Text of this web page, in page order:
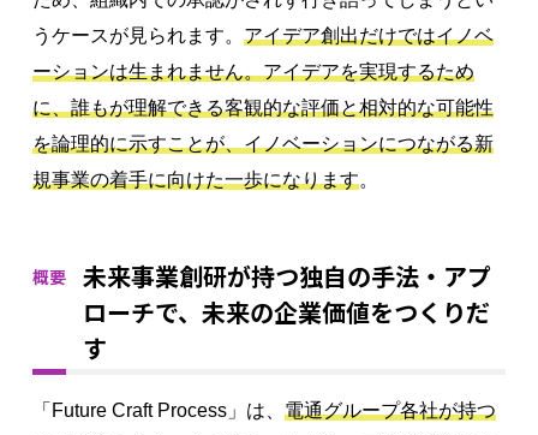
うケースが見られます。 アイデア創出だけではイノベ
ーションは生まれません。アイデアを実現するため
に、誰もが理解できる客観的な評価と相対的な可能性
を論理的に示すことが、イノベーションにつながる新
規事業の着手に向けた一歩になります。
概要
未来事業創研が持つ独自の手法・アプ
ローチで、未来の企業価値をつくりだ
す
「Future Craft Process」は、 電通グループ各社が持つ